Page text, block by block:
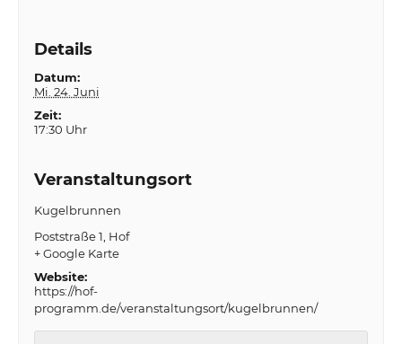
Details
Datum:
Mi. 24. Juni
Zeit:
17:30 Uhr
Veranstaltungsort
Kugelbrunnen
Poststraße 1 Hof
+ Google Karte
Website:
https://hof-
programm.de/veranstaltungsort/kugelbrunnen/